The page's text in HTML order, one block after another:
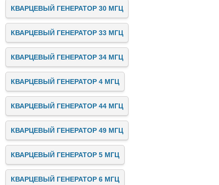
КВАРЦЕВЫЙ ГЕНЕРАТОР 30 МГЦ
КВАРЦЕВЫЙ ГЕНЕРАТОР 33 МГЦ
КВАРЦЕВЫЙ ГЕНЕРАТОР 34 МГЦ
КВАРЦЕВЫЙ ГЕНЕРАТОР 4 МГЦ
КВАРЦЕВЫЙ ГЕНЕРАТОР 44 МГЦ
КВАРЦЕВЫЙ ГЕНЕРАТОР 49 МГЦ
КВАРЦЕВЫЙ ГЕНЕРАТОР 5 МГЦ
КВАРЦЕВЫЙ ГЕНЕРАТОР 6 МГЦ